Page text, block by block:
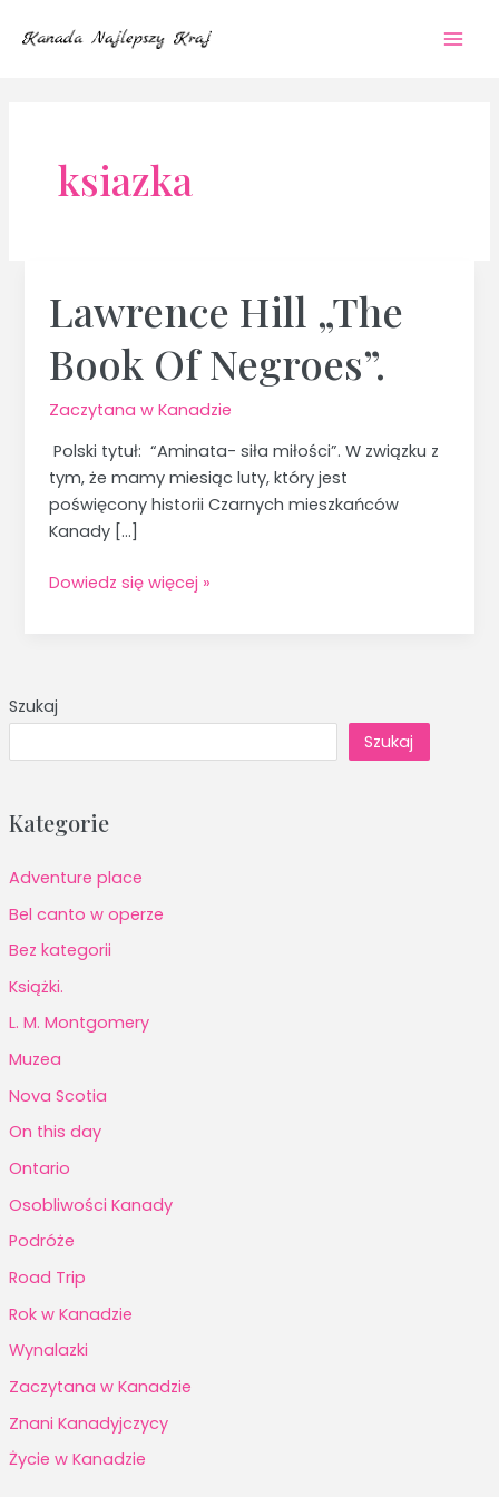
Szukaj
Szukaj
Kategorie
Adventure place
Bel canto w operze
Bez kategorii
Książki.
L. M. Montgomery
Muzea
Nova Scotia
On this day
Ontario
Osobliwości Kanady
Podróże
Road Trip
Rok w Kanadzie
Wynalazki
Zaczytana w Kanadzie
Znani Kanadyjczycy
Życie w Kanadzie
ksiazka
Lawrence Hill „The
Book Of Negroes”.
Zaczytana w Kanadzie
Polski tytuł: “Aminata- siła miłości”. W związku z
tym, że mamy miesiąc luty, który jest
poświęcony historii Czarnych mieszkańców
Kanady […]
Lawrence
Hill
„The
Book
Of
Dowiedz się więcej »